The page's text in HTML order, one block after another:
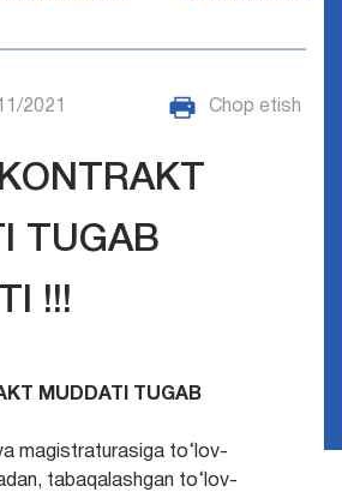
2021 Chop etish
TUGAB
!!!
MUDDATI TUGAB
magistraturasiga tо‘lov-
tabaqalashgan tо‘lov-